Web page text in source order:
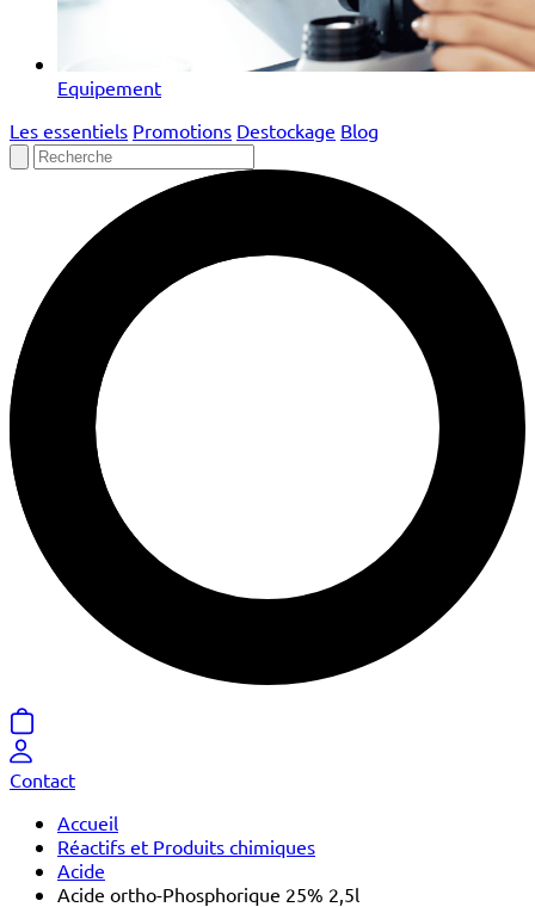
Equipement
Les essentiels Promotions Destockage Blog
Contact
Accueil
Réactifs et Produits chimiques
Acide
Acide ortho-Phosphorique 25% 2,5l